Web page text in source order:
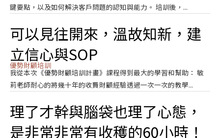
鍵要點，以及如何解決客戶問題的認知與能力。 培訓後，...
可以見往開來，溫故知新，建
立信心與SOP
優勢財顧培訓
我從本次《優勢財顧培訓計畫》課程得到最大的學習和幫助： 敏
莉老師耐心的將幾十年的收費財顧經驗透過一次一次的教學...
理了才幹與腦袋也理了心態，
是非常非常有收穫的60小時！